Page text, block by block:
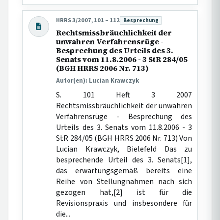
HRRS 3/2007, 101 – 112 Beitragsart:
Besprechung
Rechtsmissbräuchlichkeit der
unwahren Verfahrensrüge -
Besprechung des Urteils des 3.
Senats vom 11.8.2006 - 3 StR 284/05
(BGH HRRS 2006 Nr. 713)
Autor(en): Lucian Krawczyk
S. 101 Heft 3 2007
Rechtsmissbräuchlichkeit der unwahren
Verfahrensrüge - Besprechung des
Urteils des 3. Senats vom 11.8.2006 - 3
StR 284/05 (BGH HRRS 2006 Nr. 713) Von
Lucian Krawczyk, Bielefeld Das zu
besprechende Urteil des 3. Senats[1],
das erwartungsgemäß bereits eine
Reihe von Stellungnahmen nach sich
gezogen hat,[2] ist für die
Revisionspraxis und insbesondere für
die...